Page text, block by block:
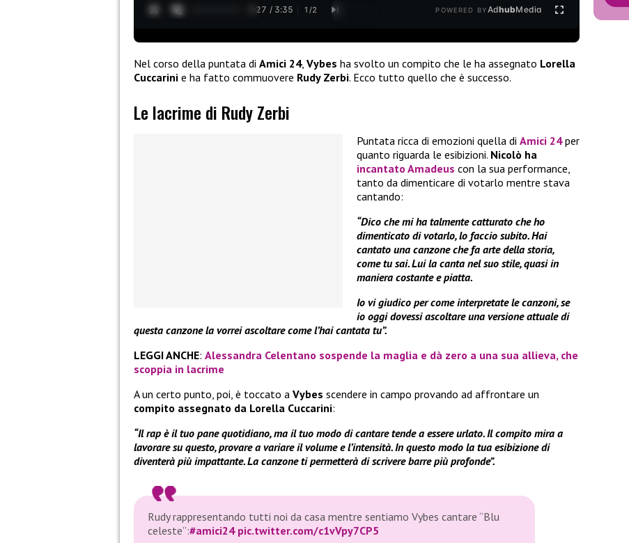
0:28 / 3:35 1 /2 POWERED BYAdhubMedia
Nel corso della puntata di Amici 24, Vybes ha svolto un compito che le ha assegnato Lorella
Cuccarini e ha fatto commuovere Rudy Zerbi. Ecco tutto quello che è successo.
Le lacrime di Rudy Zerbi
Puntata ricca di emozioni quella di Amici 24per
quanto riguarda le esibizioni. Nicolò ha
incantato Amadeus con la sua performance,
tanto da dimenticare di votarlo mentre stava
cantando:
“Dico che mi ha talmente catturato che ho
dimenticato di votarlo, lo faccio subito. Hai
cantato una canzone che fa arte della storia,
come tu sai. Lui la canta nel suo stile, quasi in
maniera costante e piatta.
Io vi giudico per come interpretate le canzoni, se
io oggi dovessi ascoltare una versione attuale di
questa canzone la vorrei ascoltare come l’hai cantata tu”.
LEGGI ANCHE: Alessandra Celentano sospende la maglia e dà zero a una sua allieva, che
scoppia in lacrime
A un certo punto, poi, è toccato a Vybes scendere in campo provando ad affrontare un
compito assegnato da Lorella Cuccarini:
“Il rap è il tuo pane quotidiano, ma il tuo modo di cantare tende a essere urlato. Il compito mira a
lavorare su questo, provare a variare il volume e l’intensità. In questo modo la tua esibizione di
diventerà più impattante. La canzone ti permetterà di scrivere barre più profonde”.
Rudy rappresentando tutti noi da casa mentre sentiamo Vybes cantare “Blu
celeste”:#amici24 pic.twitter.com/c1vVpy7CP5